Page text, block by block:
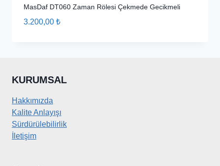
MasDaf DT060 Zaman Rölesi Çekmede Gecikmeli
3.200,00 ₺
KURUMSAL
Hakkımızda
Kalite Anlayışı
Sürdürülebilirlik
İletişim